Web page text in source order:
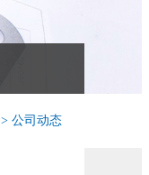
> 公司动态